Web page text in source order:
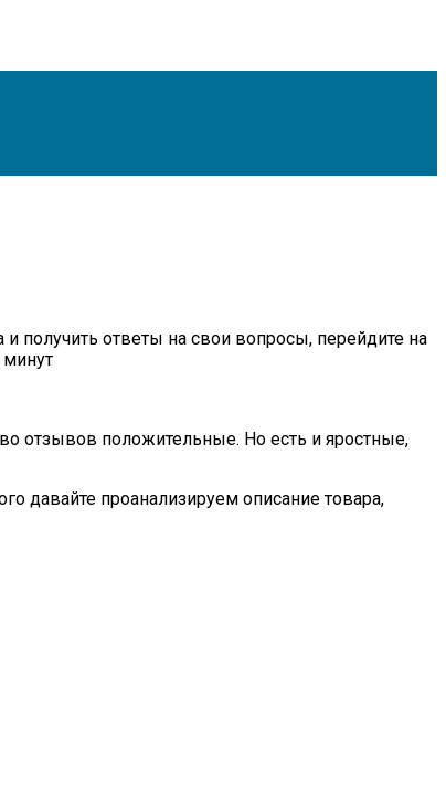
получить ответы на свои вопросы, перейдите на
отзывов положительные. Но есть и яростные,
давайте проанализируем описание товара,